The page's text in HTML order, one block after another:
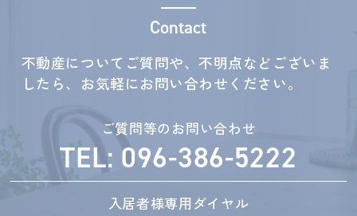
Contact
不動産についてご質問や、不明点などございま
したら、お気軽にお問い合わせください。
ご質問等のお問い合わせ
TEL: 096-386-5222
入居者様専用ダイヤル